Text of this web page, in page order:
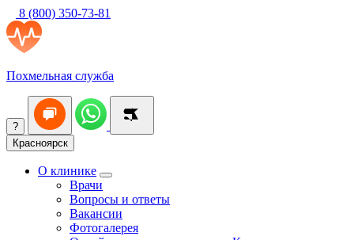
8 (800) 350-73-81
Похмельная служба
?
Красноярск
О клинике
Врачи
Вопросы и ответы
Вакансии
Фотогалерея